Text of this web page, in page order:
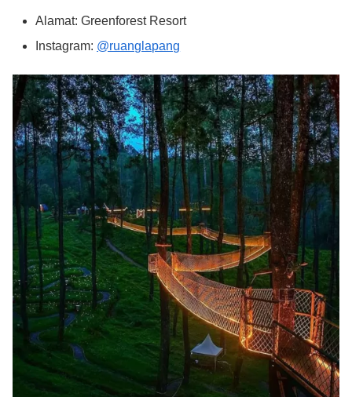
Alamat: Greenforest Resort
Instagram: @ruanglapang